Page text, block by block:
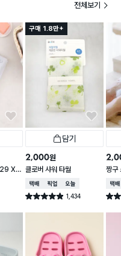
전체보기
29 X
구매 1.8만+
담기
2,000원
클로버 샤워 타월
택배배송매장픽업오늘배송
별점 4.9점 1,434
건 작성
짱구
X
택배
별점